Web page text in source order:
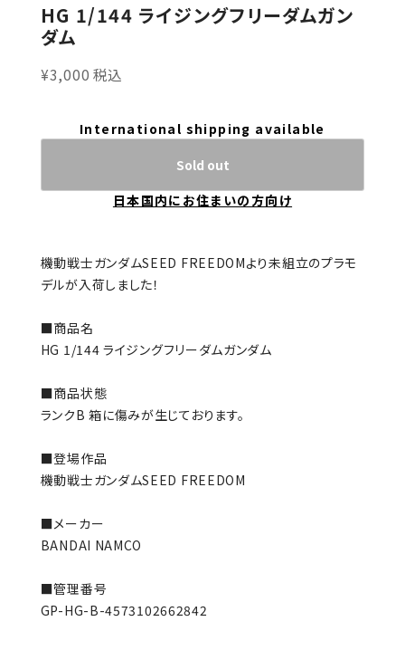
HG 1/144 ライジングフリーダムガン
ダム
¥3,000 税込
International shipping available
Sold out
日本国内にお住まいの方向け
機動戦士ガンダムSEED FREEDOMより未組立のプラモ
デルが入荷しました！
■商品名
HG 1/144 ライジングフリーダムガンダム
■商品状態
ランクB 箱に傷みが生じております。
■登場作品
機動戦士ガンダムSEED FREEDOM
■メーカー
BANDAI NAMCO
■管理番号
GP-HG-B-4573102662842